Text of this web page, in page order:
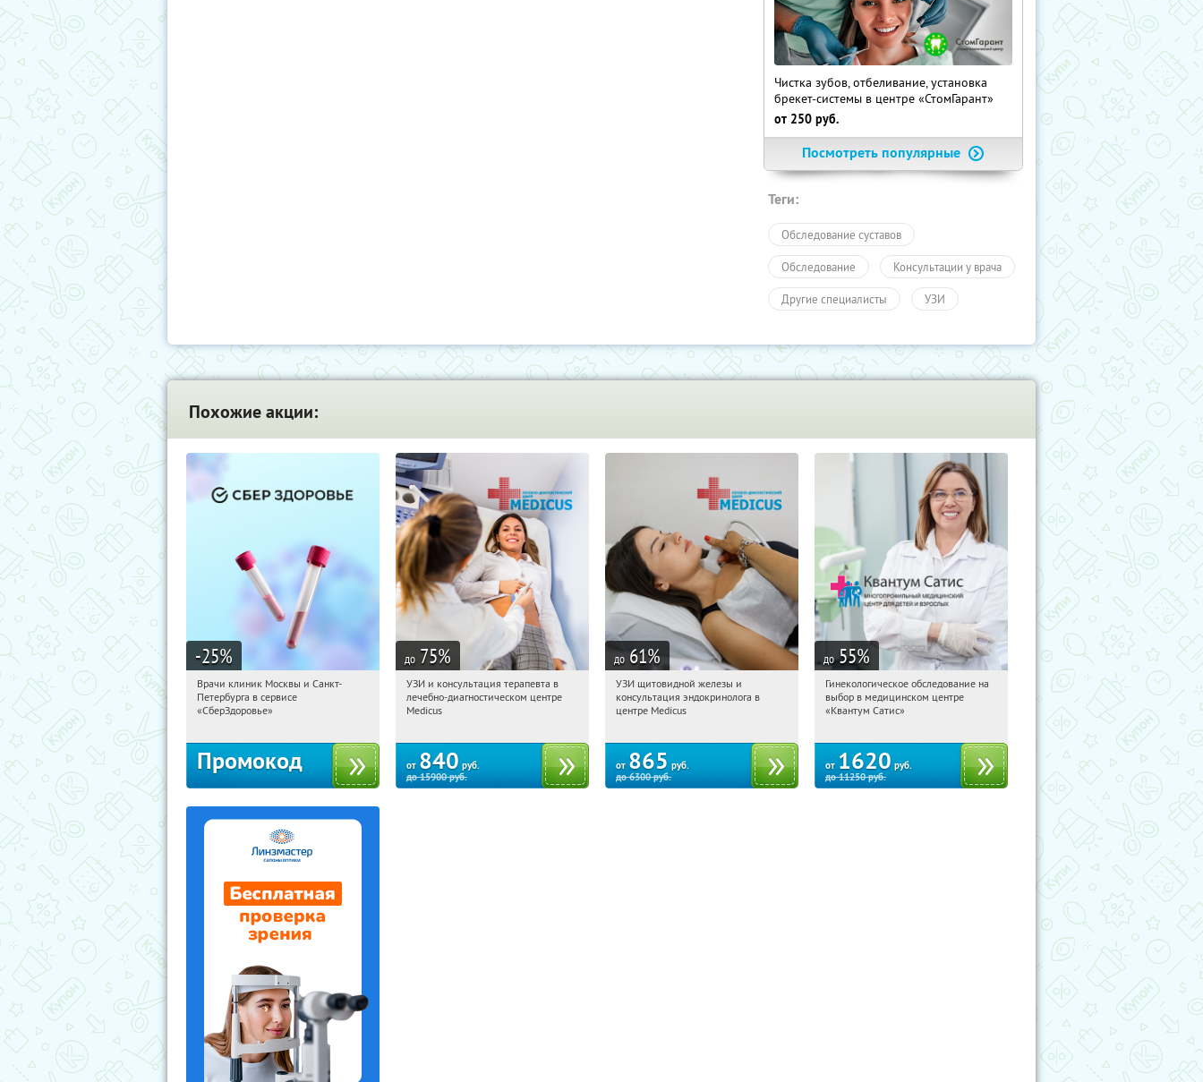
Чистка зубов, отбеливание, установка
брекет-системы в центре «СтомГарант»
от 250 руб.
Посмотреть популярные
Теги:
Обследование суставов
Обследование Консультации у врача
Другие специалисты УЗИ
Похожие акции:
-25%
17:24:51 Получили:
г. Москва
Врачи клиник Москвы и Санкт-
Петербурга в сервисе
«СберЗдоровье»
Промокод
до 75%
17:24:51 Купили:
Чкаловская
УЗИ и консультация терапевта в
лечебно-диагностическом центре
Medicus
от 840 руб.
до15900руб.
до 61%
17:24:51
Чкаловская
УЗИ щитовидной железы и
консультация эндокринолога в
центре Medicus
от 865 руб.
до6300руб.
до 55%
17:24:51 Купили:30
Звёздная
Дунайская
Гинекологическое обследование на
выбор в медицинском центре
«Квантум Сатис»
от 1620 руб.
до11250руб.